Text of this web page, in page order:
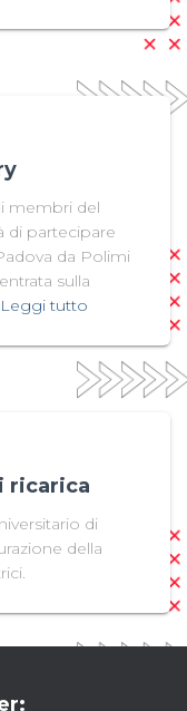
membri del
di partecipare
da Polimi
sulla
Leggi tutto
ricarica
di
della